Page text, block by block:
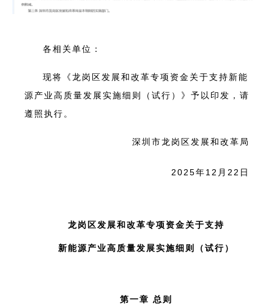
各相关单位：
现将《龙岗区发展和改革专项资金关于支持新能
源产业高质量发展实施细则（试行）》予以印发，请
遵照执行。
深圳市龙岗区发展和改革局
2025年12月22日
龙岗区发展和改革专项资金关于支持
新能源产业高质量发展实施细则（试行）
第一章 总则